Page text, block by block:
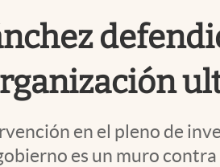
en el pleno de
es un muro